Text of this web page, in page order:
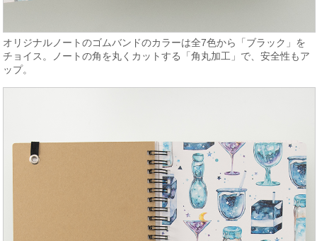
オリジナルノートのゴムバンドのカラーは全7色から「ブラック」を
チョイス。ノートの角を丸くカットする「角丸加工」で、安全性もア
ップ。